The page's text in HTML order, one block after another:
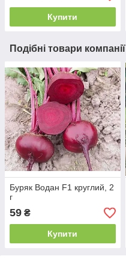
Купити
Подібні товари компанії
Буряк Водан F1 круглий, 2
г
59 ₴
Купити